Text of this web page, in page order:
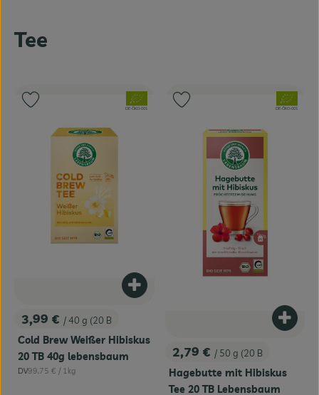
Tee
, Preis:
3,99 € / 40 g (20 B
Cold Brew Weißer Hibiskus
20 TB 40g lebensbaum
, Herkunft:
DV, Referenzpreis:
99,75 € / 1kg
Produkt zum Warenkorb hinzufügen
, Verband:
, Kontrollstelle:
DE-ÖKO-001
Produkt zu Favouriten hinzufügen
, Preis:
2,79 € / 50 g (20 B
Hagebutte mit Hibiskus
Tee 20 TB Lebensbaum
, Verband:
, Kontrollstelle:
DE-ÖKO-001
Produkt zu Favouriten hinzufügen